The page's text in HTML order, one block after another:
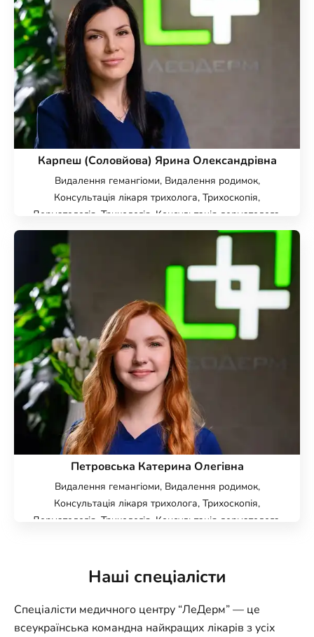
Карпеш (Соловйова) Ярина Олександрівна
Видалення гемангіоми, Видалення родимок,
Консультація лікаря трихолога, Трихоскопія,
Дерматологія, Трихологія, Консультація дерматолога,
Цифрова дерматоскопія FotoFinder, Панч біопсія,
Видалення бородавок, Видалення папілом, Видалення
ксантелазми, Видалення контагіозного молюску,
Імунобіологічне лікування псоріазу, Випадіння
волосся, Мезотерапія волосистої частини голови,
Мезотерапія шкіри голови, Плазмоліфтинг волосся
Петровська Катерина Олегівна
Видалення гемангіоми, Видалення родимок,
Консультація лікаря трихолога, Трихоскопія,
Дерматологія, Трихологія, Консультація дерматолога,
ксантелазми, Видалення контагіозного молюску,
Випадіння волосся, Мезотерапія волосистої частини
голови, Мезотерапія шкіри голови, Плазмоліфтинг
волосся
Наші спеціалісти
Спеціалісти медичного центру “ЛеДерм” — це
всеукраїнська командна найкращих лікарів з усіх